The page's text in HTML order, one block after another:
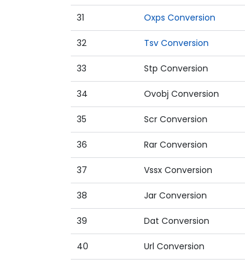
31 Oxps Conversion
32 Tsv Conversion
33 Stp Conversion
34 Ovobj Conversion
35 Scr Conversion
36 Rar Conversion
37 Vssx Conversion
38 Jar Conversion
39 Dat Conversion
40 Url Conversion